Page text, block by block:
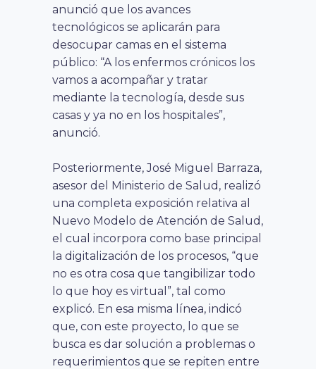
anunció que los avances
tecnológicos se aplicarán para
desocupar camas en el sistema
público: “A los enfermos crónicos los
vamos a acompañar y tratar
mediante la tecnología, desde sus
casas y ya no en los hospitales”,
anunció.
Posteriormente, José Miguel Barraza,
asesor del Ministerio de Salud, realizó
una completa exposición relativa al
Nuevo Modelo de Atención de Salud,
el cual incorpora como base principal
la digitalización de los procesos, “que
no es otra cosa que tangibilizar todo
lo que hoy es virtual”, tal como
explicó. En esa misma línea, indicó
que, con este proyecto, lo que se
busca es dar solución a problemas o
requerimientos que se repiten entre